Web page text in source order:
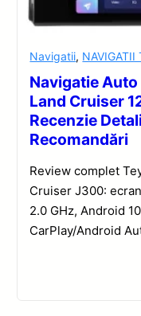
Navigatii, NAVIGATII
Navigatie Auto
Land Cruiser
Recenzie
Recomandări
Review complet
Cruiser J300:
2.0 GHz, Android
CarPlay/Android